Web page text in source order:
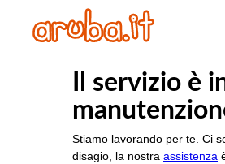
Il servizio è
Stiamo lavorando per te. Ci
disagio, la nostra assistenza